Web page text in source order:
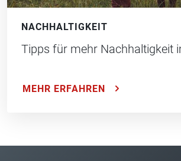
NACHHALTIGKEIT
Tipps für mehr Nachhaltigkeit
MEHR ERFAHREN